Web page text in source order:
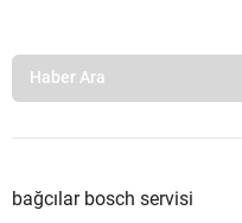
bağcılar bosch servisi